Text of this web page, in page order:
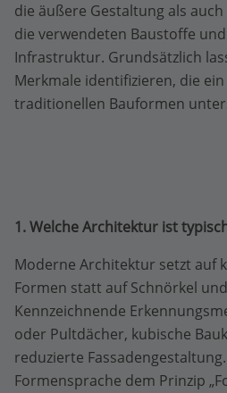
die äußere Gestaltung als
die verwendeten Baustoffe
Infrastruktur. Grundsätzlich
Merkmale identifizieren, die
traditionellen Bauformen
1. Welche Architektur ist
Moderne Architektur setzt auf
Formen statt auf Schnörkel
Kennzeichnende
oder Pultdächer, kubische
reduzierte
Formensprache dem Prinzip